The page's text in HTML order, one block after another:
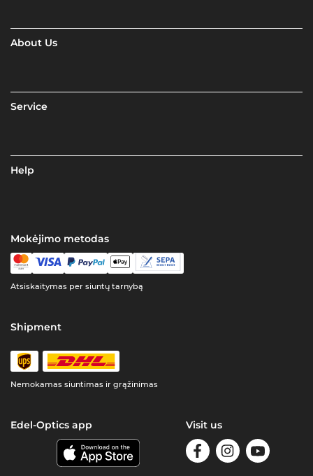
About Us
Service
Help
Mokėjimo metodas
Atsiskaitymas per siuntų tarnybą
Shipment
Nemokamas siuntimas ir grąžinimas
Edel-Optics app Visit us